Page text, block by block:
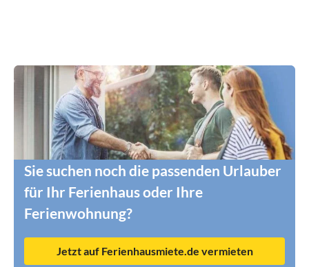
Sie suchen noch die passenden Urlauber
für Ihr Ferienhaus oder Ihre
Ferienwohnung?
Jetzt auf Ferienhausmiete.de vermieten